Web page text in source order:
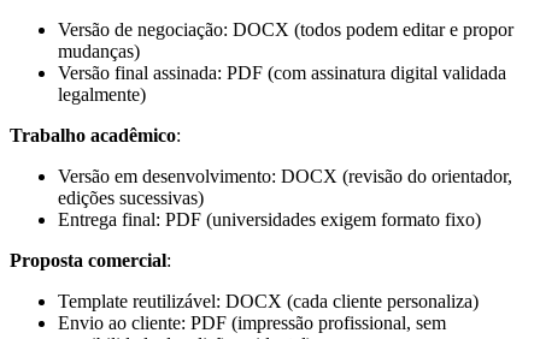
Versão de negociação: DOCX (todos podem editar e propor
mudanças)
Versão final assinada: PDF (com assinatura digital validada
legalmente)
Trabalho acadêmico:
Versão em desenvolvimento: DOCX (revisão do orientador,
edições sucessivas)
Entrega final: PDF (universidades exigem formato fixo)
Proposta comercial:
Template reutilizável: DOCX (cada cliente personaliza)
Envio ao cliente: PDF (impressão profissional, sem